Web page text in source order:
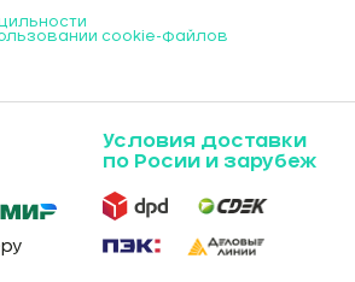
cookie-файлов
Условия доставки
по Росии и зарубеж